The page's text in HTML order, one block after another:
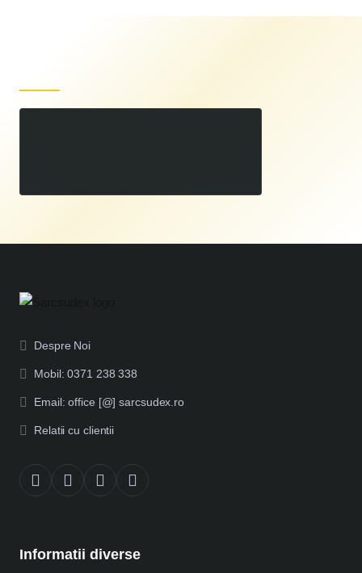
Despre Noi
Mobil: 0371 238 338
Email: office [@] sarcsudex.ro
Relatii cu clientii
Informatii diverse